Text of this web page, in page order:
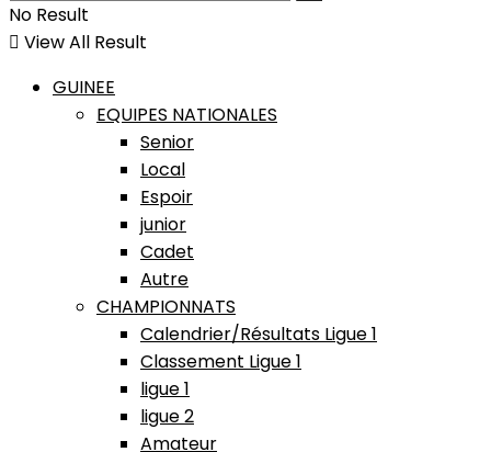
No Result
View All Result
GUINEE
EQUIPES NATIONALES
Senior
Local
Espoir
junior
Cadet
Autre
CHAMPIONNATS
Calendrier/Résultats Ligue 1
Classement Ligue 1
ligue 1
ligue 2
Amateur